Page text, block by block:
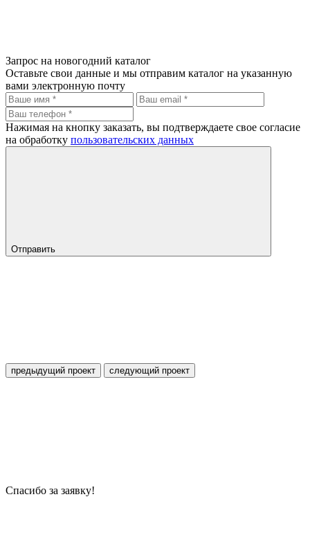
Запрос на новогодний каталог
Оставьте свои данные и мы отправим каталог на указанную
вами электронную почту
Нажимая на кнопку заказать, вы подтверждаете свое согласие
на обработку пользовательских данных
Отправить
предыдущий проект следующий проект
Спасибо за заявку!